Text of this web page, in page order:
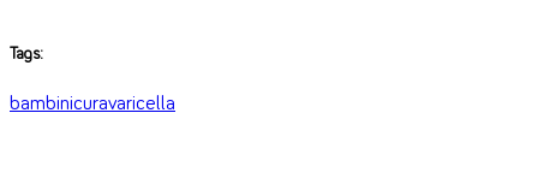
Tags:
bambinicuravaricella